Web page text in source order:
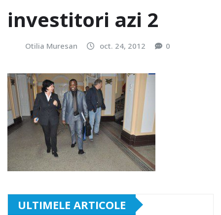
investitori azi 2
Otilia Muresan oct. 24, 2012 0
ULTIMELE ARTICOLE